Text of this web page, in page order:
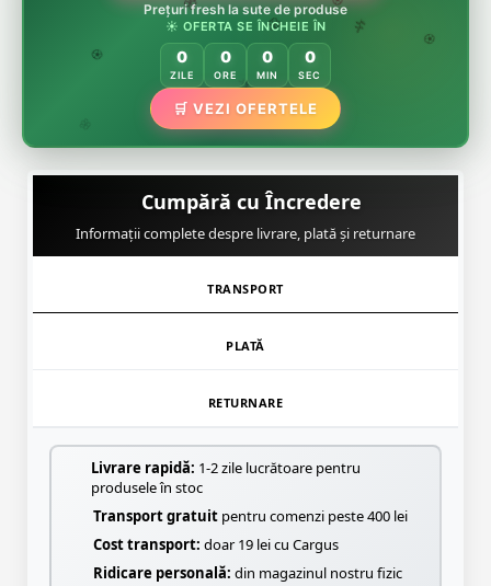
🌸
🌿
🌸
🏵️
Prețuri fresh la sute de produse
☀️ OFERTA SE ÎNCHEIE ÎN
0
ZILE
0
ORE
0
MIN
0
SEC
🛒 VEZI OFERTELE
Cumpără cu Încredere
Informații complete despre livrare, plată și returnare
TRANSPORT
PLATĂ
RETURNARE
Livrare rapidă: 1-2 zile lucrătoare pentru
produsele în stoc
Transport gratuit pentru comenzi peste 400 lei
Cost transport: doar 19 lei cu Cargus
Ridicare personală: din magazinul nostru fizic